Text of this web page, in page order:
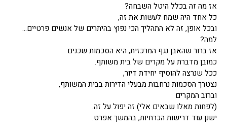
אז מה זה בכלל היטל השבחה?
כל אחד היה שמח לעשות את זה,
ובכל אופן, זה לא התהליך הכי נפוץ בהיתרים של אנשים פרטיים…
למה?
אז ברור שהאבן נגף המרכזית, היא הסכמות שכנים
כמובן מדברת על מקרים של בית משותף.
ככל שנרצה להוסיף יחידת דיור,
נצטרך הסכמות נרחבות מבעלי הדירות בבית המשותף,
וברוב המקרים
(לפחות מאלו שבאים אלי) זה יפול על זה.
ישנן עוד דרישות הכרחיות, בהמשך אפרט.